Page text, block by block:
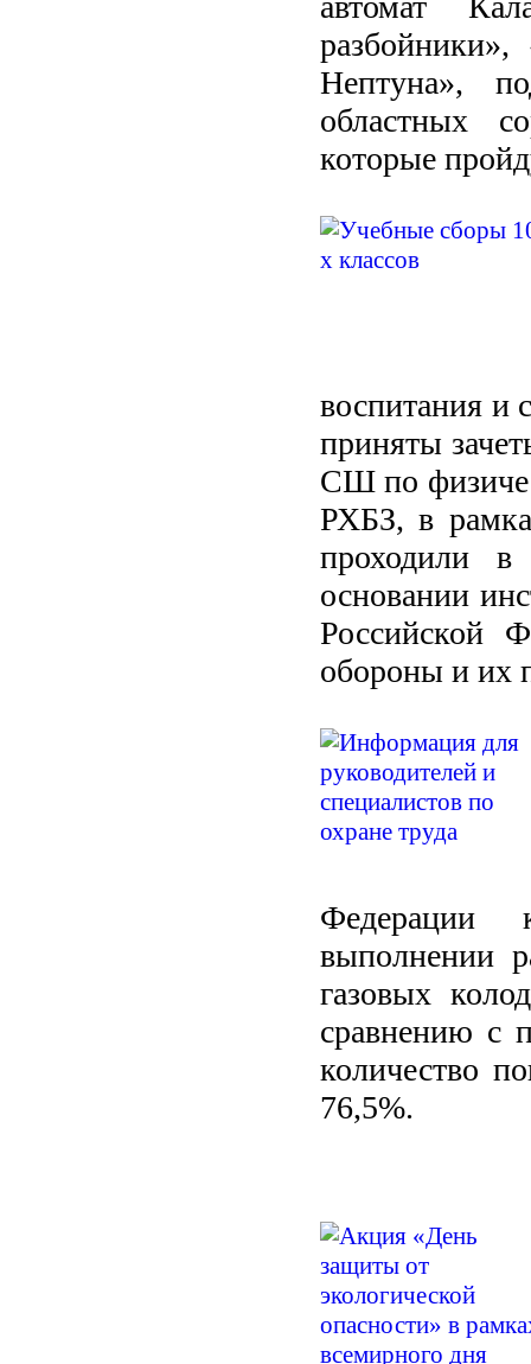
Нептуна»,
областных
которые
воспитания
приняты
СШ по
РХБЗ, в
проходили
основании
Российской
обороны и их
Федерации
выполнении
газовых
сравнению с
количество
76,5%.